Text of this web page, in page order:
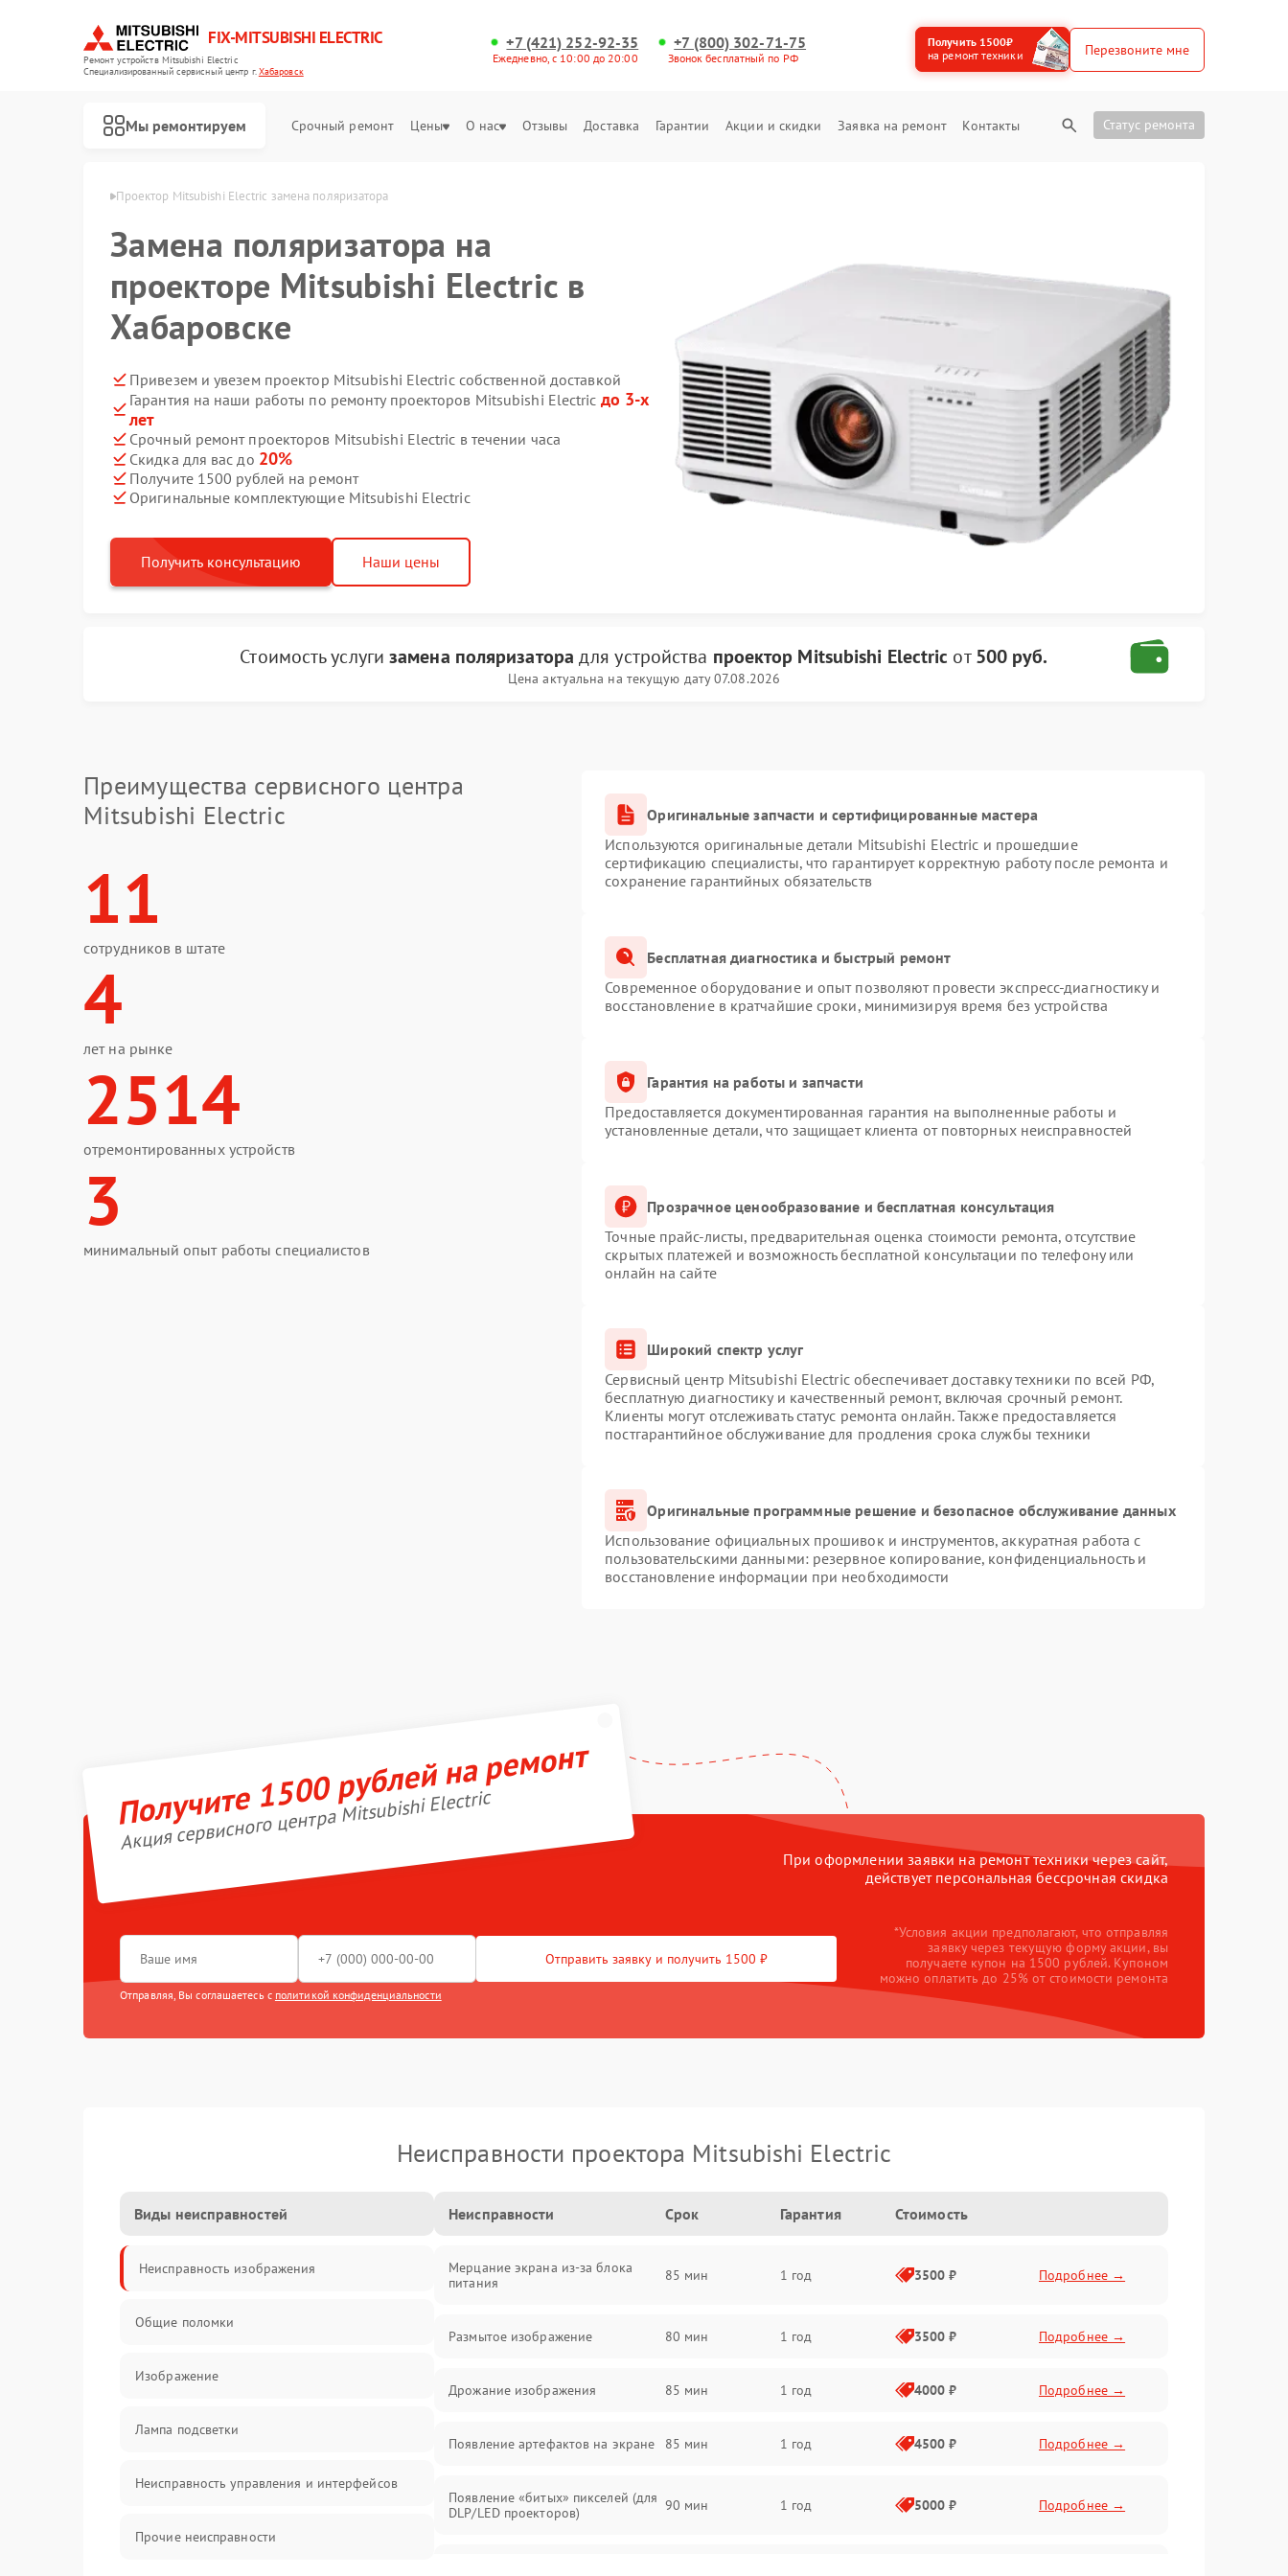
FIX-MITSUBISHI ELECTRIC
Ремонт устройств Mitsubishi Electric
Специализированный cервисный центр г.Хабаровск
+7 (421) 252-92-35
Ежедневно, с 10:00 до 20:00
+7 (800) 302-71-75
Звонок бесплатный по РФ
Получить 1500₽
на ремонт техники
Перезвоните мне
Мы ремонтируем Срочный ремонт Цены О нас Отзывы Доставка Гарантии Акции и скидки Заявка на ремонт Контакты Статус ремонта
Проектор Mitsubishi Electric замена поляризатора
Замена поляризатора на
проекторе Mitsubishi Electric в
Хабаровске
Привезем и увезем проектор Mitsubishi Electric собственной доставкой
Гарантия на наши работы по ремонту проекторов Mitsubishi Electric до 3-х
лет
Срочный ремонт проекторов Mitsubishi Electric в течении часа
Скидка для вас до 20%
Получите 1500 рублей на ремонт
Оригинальные комплектующие Mitsubishi Electric
Получить консультацию Наши цены
Стоимость услугизамена поляризатора для устройства проектор Mitsubishi Electric от500 руб.
Цена актуальна на текущую дату 07.08.2026
Преимущества сервисного центра
Mitsubishi Electric
11
сотрудников в штате
4
лет на рынке
2514
отремонтированных устройств
3
минимальный опыт работы специалистов
Оригинальные запчасти и сертифицированные мастера
Используются оригинальные детали Mitsubishi Electric и прошедшие
сертификацию специалисты, что гарантирует корректную работу после ремонта и
сохранение гарантийных обязательств
Бесплатная диагностика и быстрый ремонт
Современное оборудование и опыт позволяют провести экспресс-диагностику и
восстановление в кратчайшие сроки, минимизируя время без устройства
Гарантия на работы и запчасти
Предоставляется документированная гарантия на выполненные работы и
установленные детали, что защищает клиента от повторных неисправностей
Прозрачное ценообразование и бесплатная консультация
Точные прайс-листы, предварительная оценка стоимости ремонта, отсутствие
скрытых платежей и возможность бесплатной консультации по телефону или
онлайн на сайте
Широкий спектр услуг
Сервисный центр Mitsubishi Electric обеспечивает доставку техники по всей РФ,
бесплатную диагностику и качественный ремонт, включая срочный ремонт.
Клиенты могут отслеживать статус ремонта онлайн. Также предоставляется
постгарантийное обслуживание для продления срока службы техники
Оригинальные программные решение и безопасное обслуживание данных
Использование официальных прошивок и инструментов, аккуратная работа с
пользовательскими данными: резервное копирование, конфиденциальность и
восстановление информации при необходимости
Получите 1500 рублей на ремонт
Акция сервисного центра Mitsubishi Electric
При оформлении заявки на ремонт техники через сайт,
действует персональная бессрочная скидка
Отправить заявку и получить 1500 ₽
Отправляя, Вы соглашаетесь с политикой конфиденциальности
*Условия акции предполагают, что отправляя
заявку через текущую форму акции, вы
получаете купон на 1500 рублей. Купоном
можно оплатить до 25% от стоимости ремонта
Неисправности проектора Mitsubishi Electric
Виды неисправностей
Неисправность изображения
Общие поломки
Изображение
Лампа подсветки
Неисправность управления и интерфейсов
Прочие неисправности
Неисправности Срок Гарантия Стоимость
Мерцание экрана из-за блока
питания
85 мин 1 год 3500 ₽ Подробнее →
Размытое изображение 80 мин 1 год 3500 ₽ Подробнее →
Дрожание изображения 85 мин 1 год 4000 ₽ Подробнее →
Появление артефактов на экране 85 мин 1 год 4500 ₽ Подробнее →
Появление «битых» пикселей (для
DLP/LED проекторов)
90 мин 1 год 5000 ₽ Подробнее →